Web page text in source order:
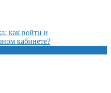
как войти и
кабинете?